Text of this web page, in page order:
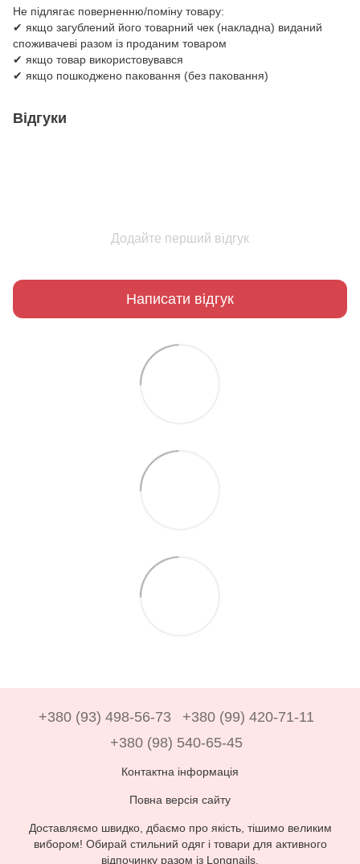
Не підлягає поверненню/поміну товару:
✔ якщо загублений його товарний чек (накладна) виданий
споживачеві разом із проданим товаром
✔ якщо товар використовувався
✔ якщо пошкоджено паковання (без паковання)
Відгуки
Додайте перший відгук
Написати відгук
+380 (93) 498-56-73
+380 (99) 420-71-11
+380 (98) 540-65-45
Контактна інформація
Повна версія сайту
Доставляємо швидко, дбаємо про якість, тішимо великим
вибором! Обирай стильний одяг і товари для активного
відпочинку разом із Longnails.